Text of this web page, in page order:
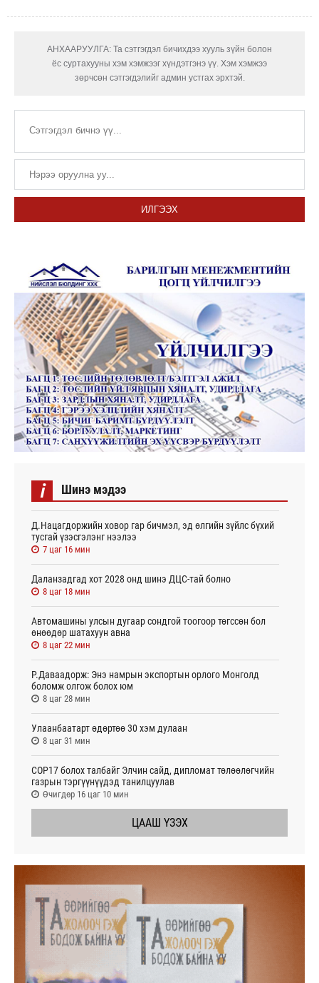
АНХААРУУЛГА: Та сэтгэгдэл бичихдээ хууль зүйн болон
ёс суртахууны хэм хэмжээг хүндэтгэнэ үү. Хэм хэмжээ
зөрчсөн сэтгэгдэлийг админ устгах эрхтэй.
ИЛГЭЭХ
i Шинэ мэдээ
Д.Нацагдоржийн ховор гар бичмэл, эд өлгийн зүйлс бүхий
тусгай үзэсгэлэнг нээлээ
7 цаг 16 мин
Даланзадгад хот 2028 онд шинэ ДЦС-тай болно
8 цаг 18 мин
Автомашины улсын дугаар сондгой тоогоор төгссөн бол
өнөөдөр шатахуун авна
8 цаг 22 мин
Р.Даваадорж: Энэ намрын экспортын орлого Монголд
боломж олгож болох юм
8 цаг 28 мин
Улаанбаатарт өдөртөө 30 хэм дулаан
8 цаг 31 мин
СОР17 болох талбайг Элчин сайд, дипломат төлөөлөгчийн
газрын тэргүүнүүдэд танилцуулав
Өчигдөр 16 цаг 10 мин
ЦААШ ҮЗЭХ